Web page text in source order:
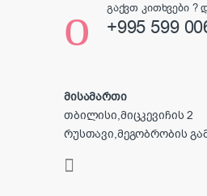
გაქვთ კითხვები ?
+995 599
მისამართი
თბილისი,მიცკევიჩის 2
რუსთავი,მეგობრობის